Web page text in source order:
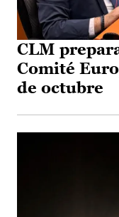
CLM
Comité
de octubre